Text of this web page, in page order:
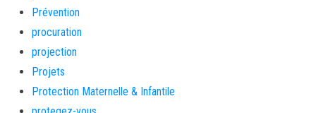
Prévention
procuration
projection
Projets
Protection Maternelle & Infantile